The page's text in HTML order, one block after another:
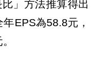
」方法推算得出
EPS為58.8元，